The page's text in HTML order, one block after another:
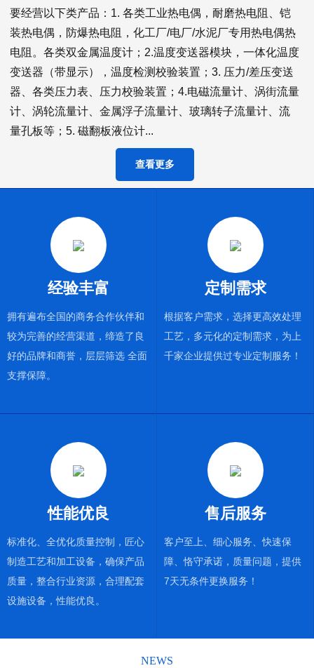
要经营以下类产品：1. 各类工业热电偶，耐磨热电阻、铠
装热电偶，防爆热电阻，化工厂/电厂/水泥厂专用热电偶热
电阻。各类双金属温度计；2.温度变送器模块，一体化温度
变送器（带显示），温度检测校验装置；3. 压力/差压变送
器、各类压力表、压力校验装置；4.电磁流量计、涡街流量
计、涡轮流量计、金属浮子流量计、玻璃转子流量计、流
量孔板等；5. 磁翻板液位计...
查看更多
经验丰富
拥有遍布全国的商务合作伙伴和
较为完善的经营渠道，缔造了良
好的品牌和商誉，层层筛选 全面
支撑保障。
定制需求
根据客户需求，选择更高效处理
工艺，多元化的定制需求，为上
千家企业提供过专业定制服务！
性能优良
标准化、全优化质量控制，匠心
制造工艺和加工设备，确保产品
质量，整合行业资源，合理配套
设施设备，性能优良。
售后服务
客户至上、细心服务、快速保
障、恪守承诺，质量问题，提供
7天无条件更换服务！
NEWS